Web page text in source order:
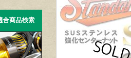
合商品検索